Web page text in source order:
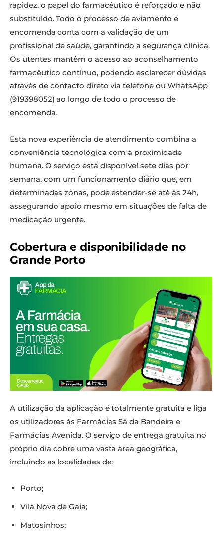
rapidez, o papel do farmacêutico é reforçado e não
substituído. Todo o processo de aviamento e
encomenda conta com a validação de um
profissional de saúde, garantindo a segurança clínica.
Os utentes mantêm o acesso ao aconselhamento
farmacêutico contínuo, podendo esclarecer dúvidas
através de contacto direto via telefone ou WhatsApp
(919398052) ao longo de todo o processo de
encomenda.
Esta nova experiência de atendimento combina a
conveniência tecnológica com a proximidade
humana. O serviço está disponível sete dias por
semana, com um funcionamento diário que, em
determinadas zonas, pode estender-se até às 24h,
assegurando apoio mesmo em situações de falta de
medicação urgente.
Cobertura e disponibilidade no
Grande Porto
A utilização da aplicação é totalmente gratuita e liga
os utilizadores às Farmácias Sá da Bandeira e
Farmácias Avenida. O serviço de entrega gratuita no
próprio dia cobre uma vasta área geográfica,
incluindo as localidades de:
Porto;
Vila Nova de Gaia;
Matosinhos;